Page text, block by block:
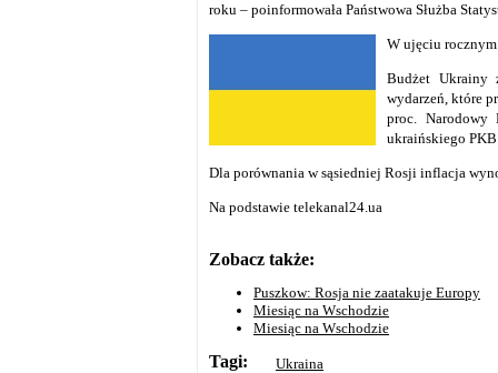
roku – poinformowała Państwowa Służba
W ujęciu
Budżet Ukrainy
wydarzeń, które
proc. Narodowy
ukraińskiego
Dla porównania w sąsiedniej Rosji inflacja
Na podstawie telekanal24.ua
Zobacz także:
Puszkow: Rosja nie zaatakuje Europy
Miesiąc na Wschodzie
Miesiąc na Wschodzie
Tagi:
Ukraina